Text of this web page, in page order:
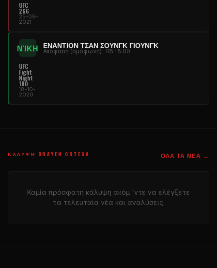
UFC
266
25-09-
2021
ΝΊΚΗ ΕΝΑΝΤΊΟΝ ΤΣΑΝ ΣΟΥΝΓΚ ΓΙΟΥΝΓΚ
Απόφαση (ομόφωνη) · R5 · 5:00
UFC
Fight
Night
180
18-10-
2020
ΚΆΛΥΨΗ BRAYEN ORTEGA ΌΛΑ ΤΑ ΝΈΑ →
Καμία πρόσφατη κάλυψη ακόμ 'ντε να ελέγξετε
τα τελευταία νέα και αναλύσεις.